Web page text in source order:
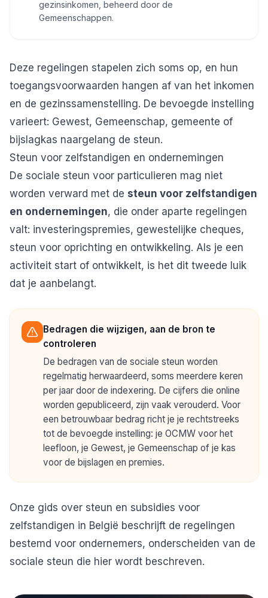
gezinsinkomen, beheerd door de
Gemeenschappen.
Deze regelingen stapelen zich soms op, en hun
toegangsvoorwaarden hangen af van het inkomen
en de gezinssamenstelling. De bevoegde instelling
varieert: Gewest, Gemeenschap, gemeente of
bijslagkas naargelang de steun.
Steun voor zelfstandigen en ondernemingen
De sociale steun voor particulieren mag niet
worden verward met de steun voor zelfstandigen
en ondernemingen, die onder aparte regelingen
valt: investeringspremies, gewestelijke cheques,
steun voor oprichting en ontwikkeling. Als je een
activiteit start of ontwikkelt, is het dit tweede luik
dat je aanbelangt.
Bedragen die wijzigen, aan de bron te
controleren
De bedragen van de sociale steun worden
regelmatig herwaardeerd, soms meerdere keren
per jaar door de indexering. De cijfers die online
worden gepubliceerd, zijn vaak verouderd. Voor
een betrouwbaar bedrag richt je je rechtstreeks
tot de bevoegde instelling: je OCMW voor het
leefloon, je Gewest, je Gemeenschap of je kas
voor de bijslagen en premies.
Onze gids over steun en subsidies voor
zelfstandigen in België beschrijft de regelingen
bestemd voor ondernemers, onderscheiden van de
sociale steun die hier wordt beschreven.